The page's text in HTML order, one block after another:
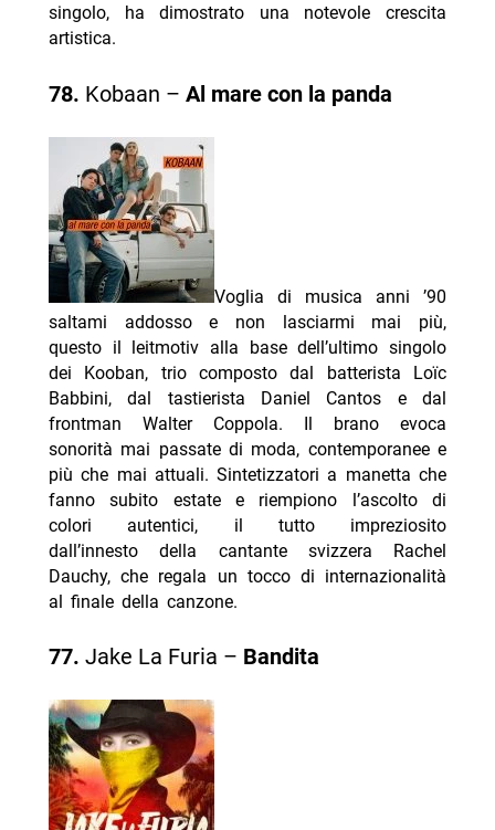
singolo, ha dimostrato una notevole crescita
artistica.
78. Kobaan – Al mare con la panda
Voglia di musica anni ’90
saltami addosso e non lasciarmi mai più,
questo il leitmotiv alla base dell’ultimo singolo
dei Kooban, trio composto dal batterista Loïc
Babbini, dal tastierista Daniel Cantos e dal
frontman Walter Coppola. Il brano evoca
sonorità mai passate di moda, contemporanee e
più che mai attuali. Sintetizzatori a manetta che
fanno subito estate e riempiono l’ascolto di
colori autentici, il tutto impreziosito
dall’innesto della cantante svizzera Rachel
Dauchy, che regala un tocco di internazionalità
al finale della canzone.
77. Jake La Furia – Bandita